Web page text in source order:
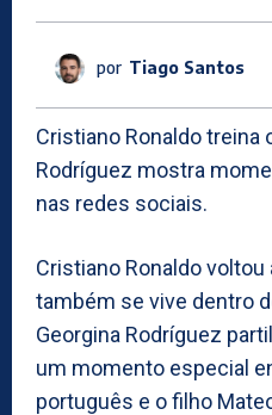
por Tiago Santos
Cristiano Ronaldo treina
Rodríguez mostra
nas redes sociais.
Cristiano Ronaldo
também se vive dentro
Georgina Rodríguez
um momento especial
português e o filho